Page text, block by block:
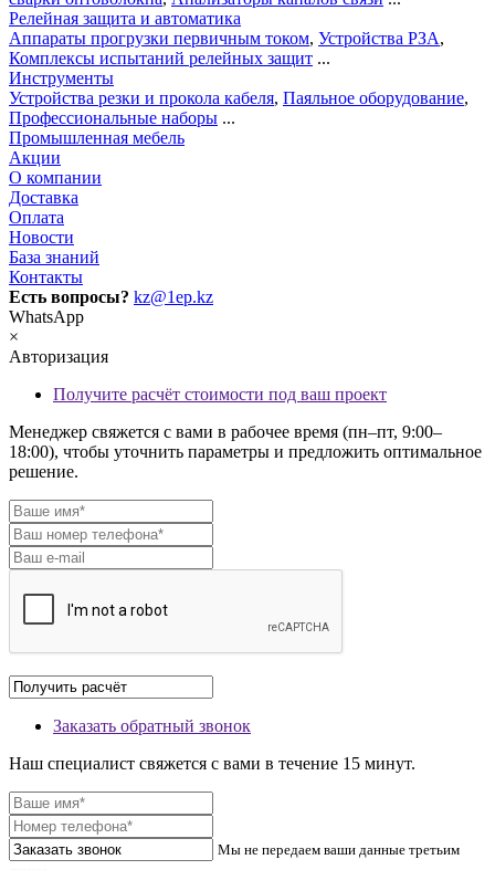
Релейная защита и автоматика
Аппараты прогрузки первичным током, Устройства РЗА,
Комплексы испытаний релейных защит ...
Инструменты
Устройства резки и прокола кабеля, Паяльное оборудование,
Профессиональные наборы ...
Промышленная мебель
Акции
О компании
Доставка
Оплата
Новости
База знаний
Контакты
Есть вопросы? kz@1ep.kz
WhatsApp
×
Авторизация
Получите расчёт стоимости под ваш проект
Менеджер свяжется с вами в рабочее время (пн–пт, 9:00–
18:00), чтобы уточнить параметры и предложить оптимальное
решение.
Заказать обратный звонок
Наш специалист свяжется с вами в течение 15 минут.
Мы не передаем ваши данные третьим